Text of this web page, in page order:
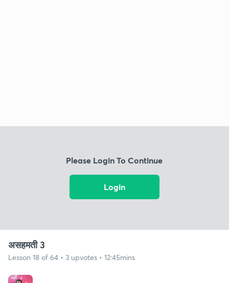
Please Login To Continue
Login
असहमती 3
Lesson 18 of 64 • 3 upvotes • 12:45mins